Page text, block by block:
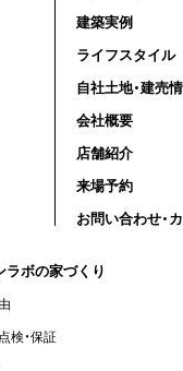
建築実例
ライフスタイル
自社土地・建売
会社概要
店舗紹介
来場予約
お問い合わせ・
ラボの家づくり
検・保証